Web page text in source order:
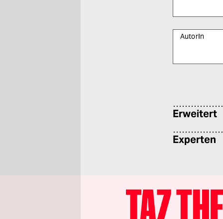
AutorIn
Erweitert
Experten